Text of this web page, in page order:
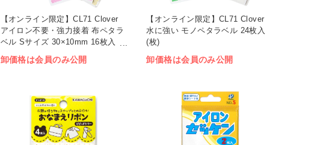
【オンライン限定】CL71 Clover
アイロン不要・強力接着 布ペタラ
ベル Sサイズ 30×10mm 16枚入
(枚)
卸価格は会員のみ公開
【オンライン限定】CL71 Clover
水に強い モノペタラベル 24枚入
(枚)
卸価格は会員のみ公開